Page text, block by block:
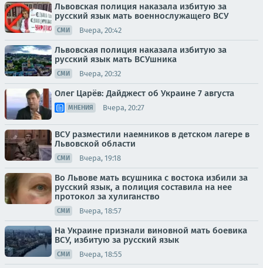
Львовская полиция наказала избитую за
русский язык мать военнослужащего ВСУ
СМИ Вчера, 20:42
Львовская полиция наказала избитую за
русский язык мать ВСУшника
СМИ Вчера, 20:32
Олег Царёв: Дайджест об Украине 7 августа
МНЕНИЯ Вчера, 20:27
ВСУ разместили наемников в детском лагере в
Львовской области
СМИ Вчера, 19:18
Во Львове мать всушника с востока избили за
русский язык, а полиция составила на нее
протокол за хулиганство
СМИ Вчера, 18:57
На Украине признали виновной мать боевика
ВСУ, избитую за русский язык
СМИ Вчера, 18:55